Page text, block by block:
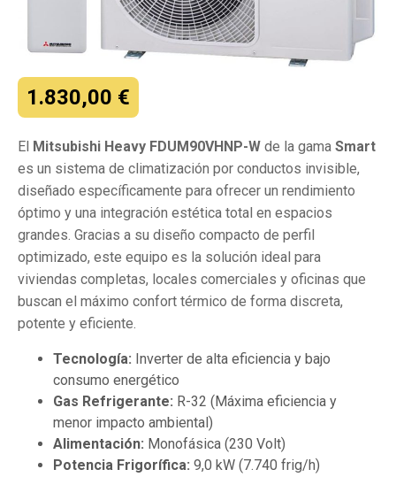
1.830,00 €
El Mitsubishi Heavy FDUM90VHNP-W de la gama Smart
es un sistema de climatización por conductos invisible,
diseñado específicamente para ofrecer un rendimiento
óptimo y una integración estética total en espacios
grandes. Gracias a su diseño compacto de perfil
optimizado, este equipo es la solución ideal para
viviendas completas, locales comerciales y oficinas que
buscan el máximo confort térmico de forma discreta,
potente y eficiente.
Tecnología: Inverter de alta eficiencia y bajo
consumo energético
Gas Refrigerante: R-32 (Máxima eficiencia y
menor impacto ambiental)
Alimentación: Monofásica (230 Volt)
Potencia Frigorífica: 9,0 kW (7.740 frig/h)